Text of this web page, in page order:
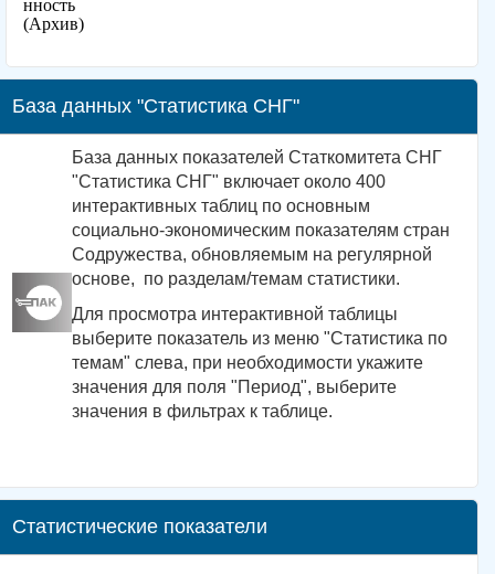
нность
(Архив)
База данных "Статистика СНГ"
База данных показателей Статкомитета СНГ
"Статистика СНГ" включает около 400
интерактивных таблиц по основным
социально-экономическим показателям стран
Содружества, обновляемым на регулярной
основе, по разделам/темам статистики.
Для просмотра интерактивной таблицы
выберите показатель из меню "Статистика по
темам" слева, при необходимости укажите
значения для поля "Период", выберите
значения в фильтрах к таблице.
Статистические показатели